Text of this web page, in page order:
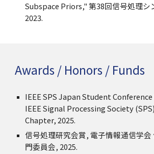
Subspace Priors," 第38回信号処理シ
2023.
Awards / Honors / Funds
IEEE SPS Japan Student
IEEE Signal Processing Society
Chapter, 2025.
信号処理研究会賞, 電子情報通信学会
門委員会, 2025.